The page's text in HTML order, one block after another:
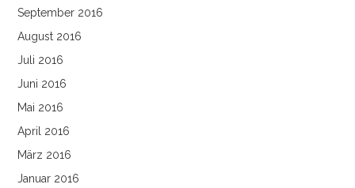
September 2016
August 2016
Juli 2016
Juni 2016
Mai 2016
April 2016
März 2016
Januar 2016